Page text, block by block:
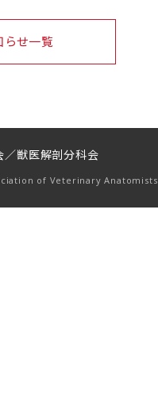
らせ一覧
／獣医解剖分科会
of Veterinary Anatomists